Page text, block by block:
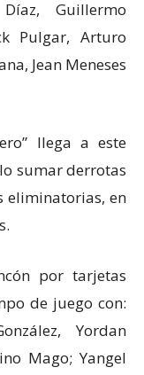
Guillermo
Pulgar, Arturo
Jean Meneses
llega a este
sumar derrotas
eliminatorias, en
por tarjetas
de juego con:
Yordan
Mago; Yangel